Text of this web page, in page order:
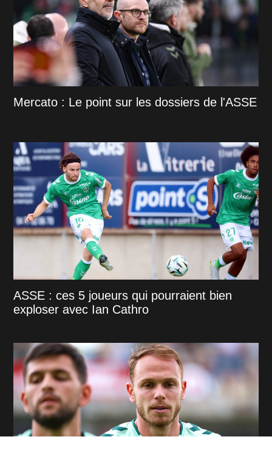
Mercato : Le point sur les dossiers de l'ASSE
ASSE : ces 5 joueurs qui pourraient bien
exploser avec Ian Cathro